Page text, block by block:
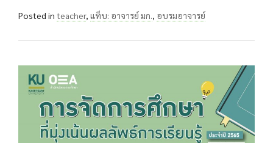
Posted in teacher, แท็บ: อาจารย์ มก., อบรมอาจารย์